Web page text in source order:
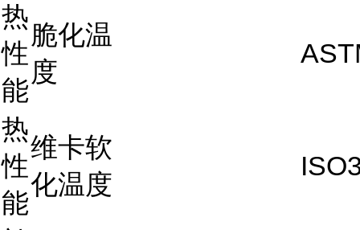
热
性
能
脆化温
度
热
性
能
维卡软
化温度